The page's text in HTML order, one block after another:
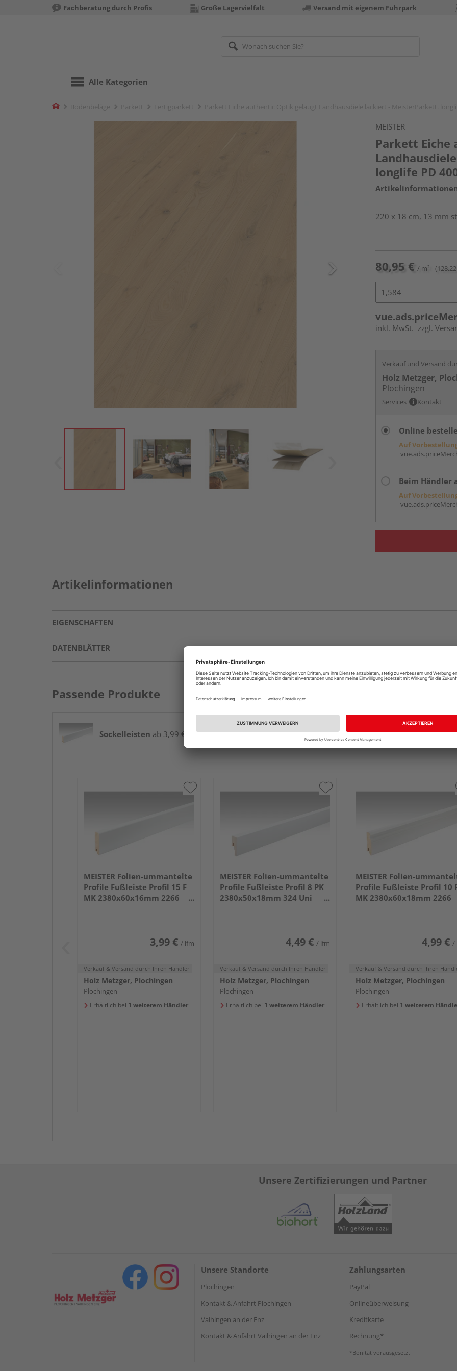
Fachberatung durch Profis Große Lagervielfalt Versand mit eigenem Fuhrpark
Alle Kategorien
Home
MEISTER
Parkett Eiche
longlife PD
220 x 18 cm, 13 mm
80,95 € / m²
inkl. MwSt. zzgl.
Verkauf und Versand
Holz Metzger,
Plochingen
Services Kontakt
Online
Auf
Beim Händler
Auf
Artikelinformationen
EIGENSCHAFTEN
DATENBLÄTTER
Passende Produkte
Sockelleisten ab 3,99 € / lfm
MEISTER Folien-ummantelte
Profile Fußleiste Profil 15 F
MK 2380x60x16mm 2266
3,99 € / lfm
Verkauf & Versand durch Ihren Händler
Holz Metzger, Plochingen
Plochingen
Erhältlich bei 1 weiterem Händler
MEISTER Folien-ummantelte
Profile Fußleiste Profil 8 PK
2380x50x18mm 324 Uni
4,49 € / lfm
Verkauf & Versand durch Ihren Händler
Holz Metzger, Plochingen
Plochingen
Erhältlich bei 1 weiterem Händler
MEISTER Folien-
Profile Fußleiste Profil 10
MK 2380x60x18mm 2266
4,99 € /
Verkauf & Versand durch Ihren
Holz Metzger, Plochingen
Plochingen
Erhältlich bei 1 weiterem
Unsere Zertifizierungen und Partner
Unsere Standorte
Plochingen
Kontakt & Anfahrt Plochingen
Vaihingen an der Enz
Kontakt & Anfahrt Vaihingen an der Enz
Zahlungsarten
PayPal
Onlineüberweisung
Kreditkarte
Rechnung*
*Bonität vorausgesetzt